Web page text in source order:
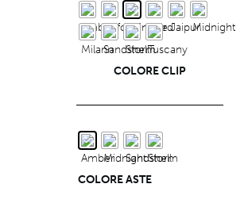
COLORE CLIP
COLORE ASTE